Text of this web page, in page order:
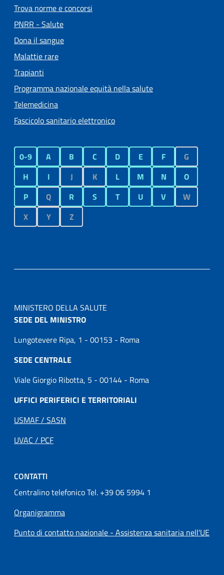
Trova norme e concorsi
PNRR - Salute
Dona il sangue
Malattie rare
Trapianti
Programma nazionale equità nella salute
Telemedicina
Fascicolo sanitario elettronico
0-9 A B C D E F
G
H
I J K L M N
O
P
Q R S T U V
W
X
Y Z
MINISTERO DELLA SALUTE
SEDE DEL MINISTRO
Lungotevere Ripa, 1 - 00153 - Roma
SEDE CENTRALE
Viale Giorgio Ribotta, 5 - 00144 - Roma
UFFICI PERIFERICI E TERRITORIALI
USMAF / SASN
UVAC / PCF
CONTATTI
Centralino telefonico Tel. +39 06 5994 1
Organigramma
Punto di contatto nazionale - Assistenza sanitaria nell'UE